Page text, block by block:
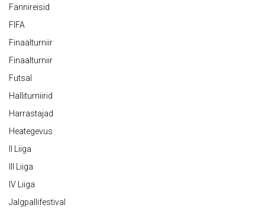
Fännireisid
FIFA
Finaalturniir
Finaalturniir
Futsal
Halliturniirid
Harrastajad
Heategevus
II Liiga
III Liiga
IV Liiga
Jalgpallifestival